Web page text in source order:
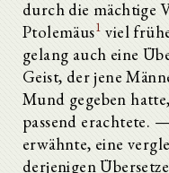
durch die mächtige
Ptolemäus1 viel
gelang auch eine
Geist, der jene
Mund gegeben
passend erachtete.
erwähnte, eine
derjenigen